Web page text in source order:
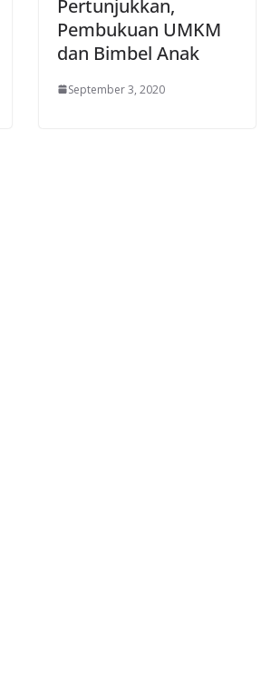
Pertunjukkan,
Pembukuan UMKM
dan Bimbel Anak
September 3, 2020